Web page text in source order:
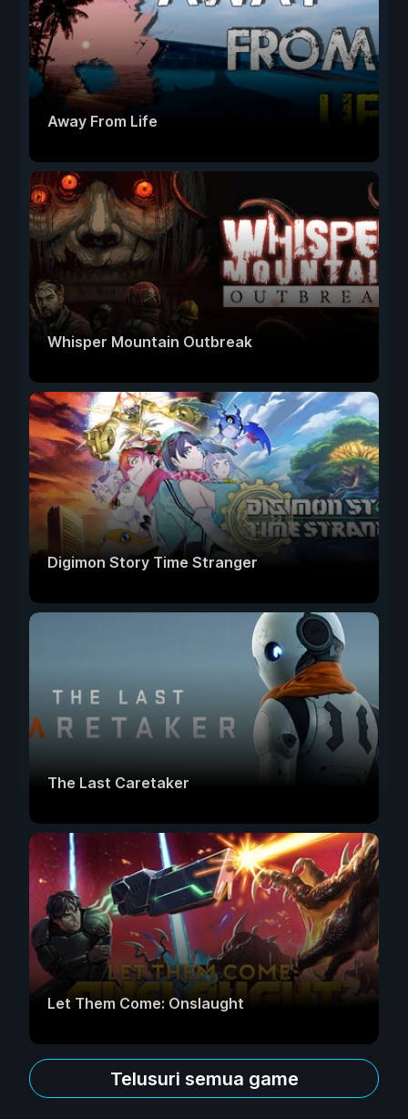
Away From Life
Whisper Mountain Outbreak
Digimon Story Time Stranger
The Last Caretaker
Let Them Come: Onslaught
Telusuri semua game